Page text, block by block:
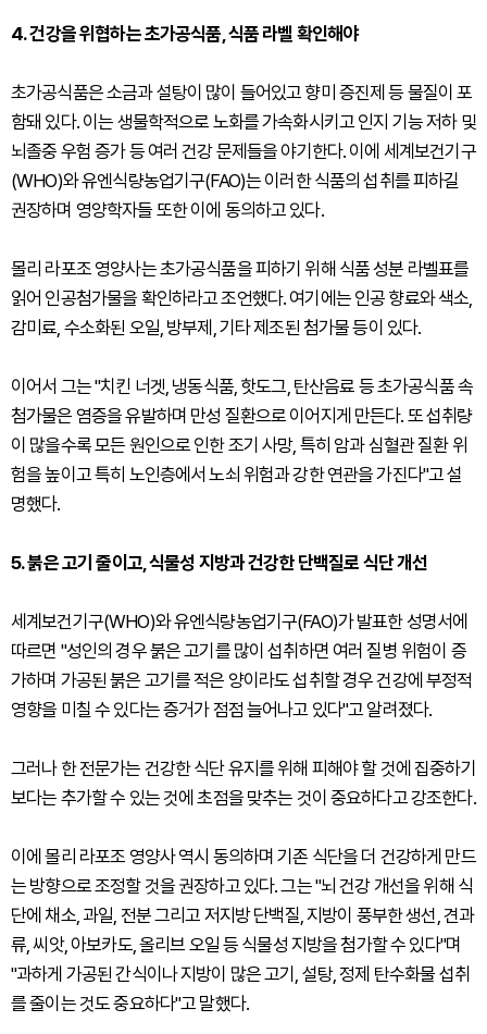
4. 건강을 위협하는 초가공식품, 식품 라벨 확인해야
초가공식품은 소금과 설탕이 많이 들어있고 향미 증진제 등 물질이 포
함돼 있다. 이는 생물학적으로 노화를 가속화시키고 인지 기능 저하 및
뇌졸중 우험 증가 등 여러 건강 문제들을 야기한다. 이에 세계보건기구
(WHO)와 유엔식량농업기구(FAO)는 이러한 식품의 섭취를 피하길
권장하며 영양학자들 또한 이에 동의하고 있다.
몰리 라포조 영양사는 초가공식품을 피하기 위해 식품 성분 라벨표를
읽어 인공첨가물을 확인하라고 조언했다. 여기에는 인공 향료와 색소,
감미료, 수소화된 오일, 방부제, 기타 제조된 첨가물 등이 있다.
이어서 그는 "치킨 너겟, 냉동식품, 핫도그, 탄산음료 등 초가공식품 속
첨가물은 염증을 유발하며 만성 질환으로 이어지게 만든다. 또 섭취량
이 많을수록 모든 원인으로 인한 조기 사망, 특히 암과 심혈관 질환 위
험을 높이고 특히 노인층에서 노쇠 위험과 강한 연관을 가진다"고 설
명했다.
5. 붉은 고기 줄이고, 식물성 지방과 건강한 단백질로 식단 개선
세계보건기구(WHO)와 유엔식량농업기구(FAO)가 발표한 성명서에
따르면 "성인의 경우 붉은 고기를 많이 섭취하면 여러 질병 위험이 증
가하며 가공된 붉은 고기를 적은 양이라도 섭취할 경우 건강에 부정적
영향을 미칠 수 있다는 증거가 점점 늘어나고 있다"고 알려졌다.
그러나 한 전문가는 건강한 식단 유지를 위해 피해야 할 것에 집중하기
보다는 추가할 수 있는 것에 초점을 맞추는 것이 중요하다고 강조한다.
이에 몰리 라포조 영양사 역시 동의하며 기존 식단을 더 건강하게 만드
는 방향으로 조정할 것을 권장하고 있다. 그는 "뇌 건강 개선을 위해 식
단에 채소, 과일, 전분 그리고 저지방 단백질, 지방이 풍부한 생선, 견과
류, 씨앗, 아보카도, 올리브 오일 등 식물성 지방을 첨가할 수 있다"며
"과하게 가공된 간식이나 지방이 많은 고기, 설탕, 정제 탄수화물 섭취
를 줄이는 것도 중요하다"고 말했다.